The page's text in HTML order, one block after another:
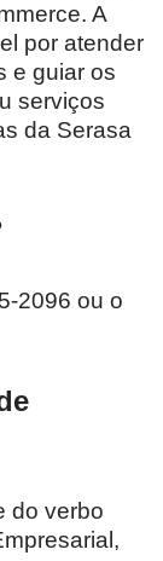
A
por atender
e guiar os
serviços
da Serasa
2096 ou o
do verbo